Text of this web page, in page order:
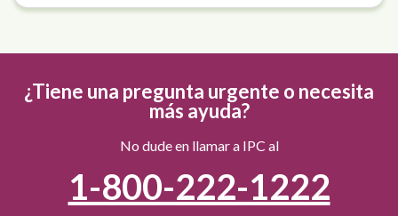
¿Tiene una pregunta urgente o necesita
más ayuda?
No dude en llamar a IPC al
1-800-222-1222